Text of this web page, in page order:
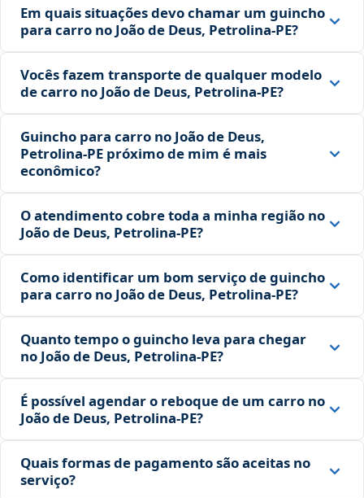
Em quais situações devo chamar um guincho
para carro no João de Deus, Petrolina‑PE?
Vocês fazem transporte de qualquer modelo
de carro no João de Deus, Petrolina‑PE?
Guincho para carro no João de Deus,
Petrolina‑PE próximo de mim é mais
econômico?
O atendimento cobre toda a minha região no
João de Deus, Petrolina‑PE?
Como identificar um bom serviço de guincho
para carro no João de Deus, Petrolina‑PE?
Quanto tempo o guincho leva para chegar
no João de Deus, Petrolina‑PE?
É possível agendar o reboque de um carro no
João de Deus, Petrolina‑PE?
Quais formas de pagamento são aceitas no
serviço?